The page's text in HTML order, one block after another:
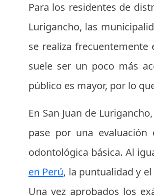
Para los residentes de
Lurigancho, las
se realiza
suele ser un poco más
público es mayor, por lo
En San Juan de
pase por una
odontológica básica. Al
en Perú, la puntualidad y
Una vez aprobados los